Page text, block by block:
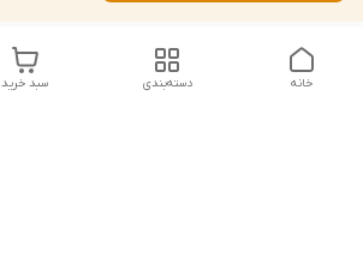
سبد خرید دسته‌بندی خانه